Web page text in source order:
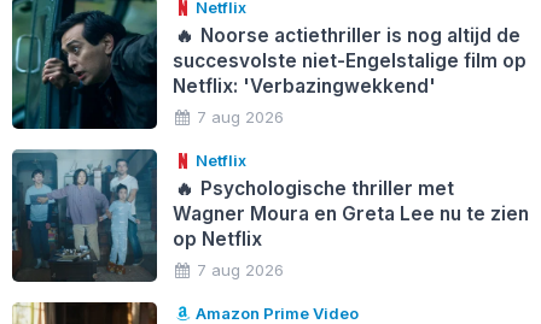
Netflix
🔥 Noorse actiethriller is nog altijd de
succesvolste niet-Engelstalige film op
Netflix: 'Verbazingwekkend'
7 aug 2026
Netflix
🔥 Psychologische thriller met
Wagner Moura en Greta Lee nu te zien
op Netflix
7 aug 2026
Amazon Prime Video